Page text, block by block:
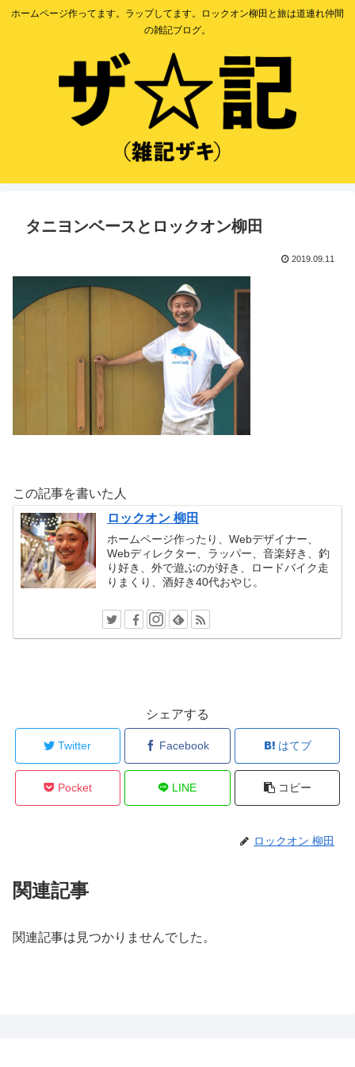
ホームページ作ってます。ラップしてます。ロックオン柳田と旅は道連れ仲間
の雑記ブログ。
タニヨンベースとロックオン柳田
2019.09.11
この記事を書いた人
ロックオン 柳田
ホームページ作ったり、Webデザイナー、
Webディレクター、ラッパー、音楽好き、釣
り好き、外で遊ぶのが好き、ロードバイク走
りまくり、酒好き40代おやじ。
シェアする
Twitter Facebook はてブ
Pocket LINE コピー
ロックオン 柳田
関連記事
関連記事は見つかりませんでした。